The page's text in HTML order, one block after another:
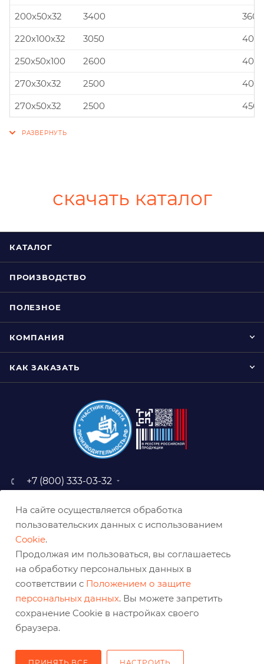
200x50x32
3400
220x100x32
3050
250x50x100
2600
270x30x32
2500
270x50x32
2500
скачать каталог
КАТАЛОГ
ПРОИЗВОДСТВО
ПОЛЕЗНОЕ
КОМПАНИЯ
КАК ЗАКАЗАТЬ
+7 (800) 333-03-32
baz@belabraziv.ru
308009, Россия, г. Белгород,
На сайте осуществляется обработка
пользовательских данных с использованием
Cookie.
Продолжая им пользоваться, вы соглашаетесь
на обработку персональных данных в
соответствии с Положением о защите
персональных данных. Вы можете запретить
сохранение Cookie в настройках своего
браузера.